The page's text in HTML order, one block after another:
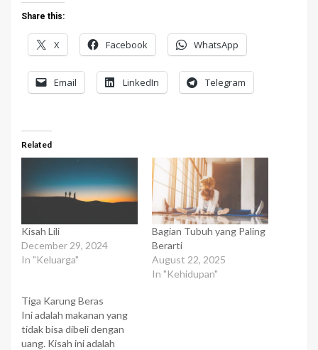
Share this:
X Facebook WhatsApp
Email LinkedIn Telegram
Related
Kisah Lili
December 29, 2024
In "Keluarga"
Bagian Tubuh yang Paling
Berarti
August 22, 2025
In "Kehidupan"
Tiga Karung Beras
Ini adalah makanan yang
tidak bisa dibeli dengan
uang. Kisah ini adalah